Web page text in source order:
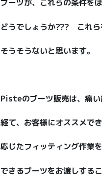
ブーツが、これらの条件を
どうでしょうか??? これら
そうそうないと思います。
Pisteのブーツ販売は、痛
経て、お客様にオススメで
応じたフィッティング作業
できるブーツをお渡しする